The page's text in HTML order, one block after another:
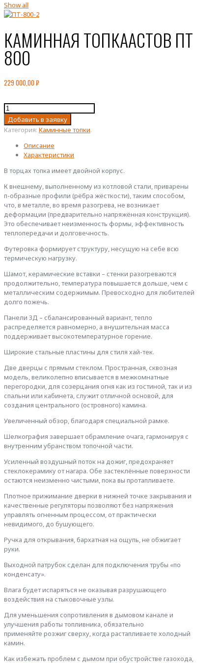
Show all
КАМИННАЯ ТОПКААСТОВ ПТ
800
229 000,00 ₽
Количество
товара
КАМИННАЯ
ТОПКААСТОВ
Добавить в заявку
Категория: Каминные топки.
Описание
Характеристики
В торцах топка имеет двойной корпус.
К внешнему, выполненному из котловой стали, приварены
п-образные профили (рёбра жёсткости), таким способом,
что, в металле, во время разогрева, не возникает
деформации (предварительно напряжённая конструкция).
Это обеспечивает неизменность формы, эффективность
теплопередачи и долговечность.
Футеровка формирует структуру, несущую на себе всю
термическую нагрузку.
Шамот, керамические вставки – стенки разогреваются
продолжительно, температура повышается дольше, чем с
металлическим содержимым. Превосходно для любителей
долго пожечь.
Панели 3Д – сбалансированный вариант, тепло
распределяется равномерно, а внушительная масса
поддерживает высокотемпературное горение.
Широкие стальные пластины для стиля хай-тек.
Две дверцы с прямым стеклом. Пространная, сквозная
модель, великолепно вписывается в межкомнатные
перегородки, для созерцания огня как из гостиной, так и из
спальни или кабинета, служит отличной основой, для
создания центрального (островного) камина.
Увеличенный обзор, благодаря специальной рамке.
Шелкография завершает обрамление очага, гармонируя с
внутренним убранством топочной части.
Усиленный воздушный поток на дожиг, предохраняет
стеклокерамику от нагара. Обе застеклённые поверхности
остаются неизменно чистыми, пока вы протапливаете.
Плотное прижимание дверки в нижней точке закрывания и
качественные регуляторы позволяют без напряжения
управлять огненным процессом, от практически
невидимого, до бушующего.
Ручка для открывания, бархатная на ощупь, не обжигает
руки.
Выходной патрубок сделан для подключения трубы «по
конденсату».
Влага будет испаряться не оказывая разрушающего
воздействия на стыковочные узлы.
Для уменьшения сопротивления в дымовом канале и
улучшения работы топливника, обязательно
применяйте розжиг сверху, когда растапливаете холодный
камин.
Как избежать проблем с дымом при обустройстве газохода,